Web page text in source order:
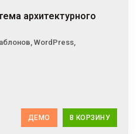
архитектурного
WordPress
ДЕМО В КОРЗИНУ